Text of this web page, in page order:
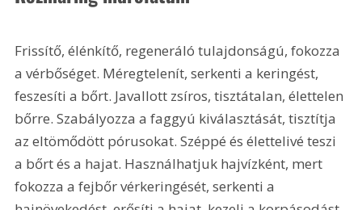
Frissítő, élénkítő, regeneráló tulajdonságú, fokozza
a vérbőséget. Méregtelenít, serkenti a keringést,
feszesíti a bőrt. Javallott zsíros, tisztátalan, élettelen
bőrre. Szabályozza a faggyú kiválasztását, tisztítja
az eltömődött pórusokat. Széppé és élettelivé teszi
a bőrt és a hajat. Használhatjuk hajvízként, mert
fokozza a fejbőr vérkeringését, serkenti a